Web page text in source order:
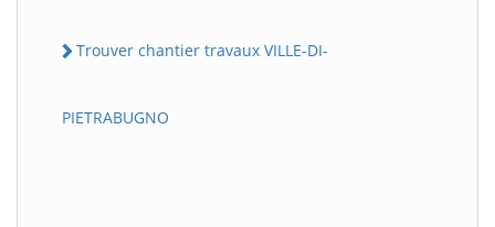
Trouver chantier travaux VILLE-DI-
PIETRABUGNO